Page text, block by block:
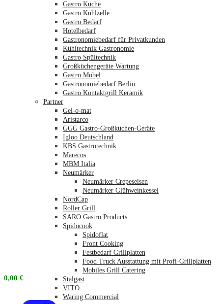
0,00 €
Gastro Küche
Gastro Kühlzelle
Gastro Bedarf
Hotelbedarf
Gastronomiebedarf für Privatkunden
Kühltechnik Gastronomie
Gastro Spültechnik
Großküchengeräte Wartung
Gastro Möbel
Gastronomiebedarf Berlin
Gastro Kontaktgrill Keramik
Partner
Gel-o-mat
Aristarco
GGG Gastro-Großküchen-Geräte
Igloo Deutschland
KBS Gastrotechnik
Marecos
MBM Italia
Neumärker
Neumärker Crepeseisen
Neumärker Glühweinkessel
NordCap
Roller Grill
SARO Gastro Products
Spidocook
Spidoflat
Front Cooking
Festbedarf Grillplatten
Food Truck Ausstattung mit Profi-Grillplatten
Mobiles Grill Catering
Stalgast
VITO
Waring Commercial